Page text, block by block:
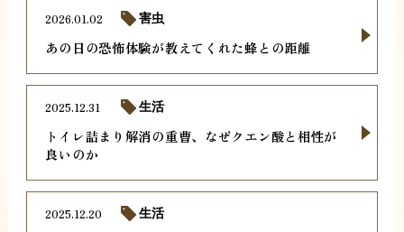
あの日の恐怖体験が教えてくれた蜂との距離
2026.01.02 害虫
トイレ詰まり解消の重曹、なぜクエン酸と相性が
良いのか
2025.12.31 生活
2025.12.20 生活